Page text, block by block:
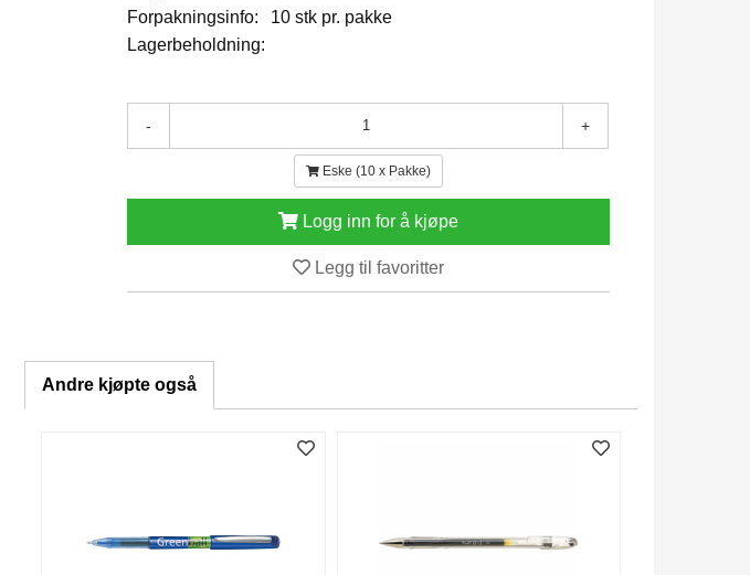
Forpakningsinfo:
10 stk pr. pakke
Lagerbeholdning:
- +
Eske (10 x Pakke)
Logg inn for å kjøpe
Legg til favoritter
Andre kjøpte også